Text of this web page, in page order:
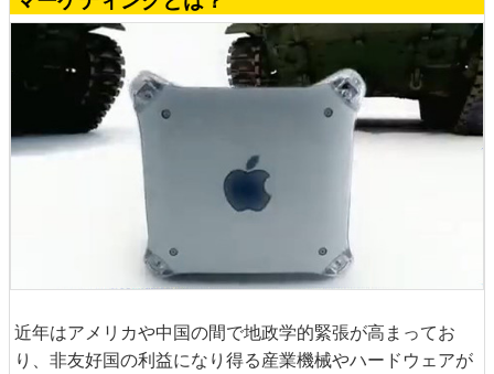
近年はアメリカや中国の間で地政学的緊張が高まってお
り、非友好国の利益になり得る産業機械やハードウェアが